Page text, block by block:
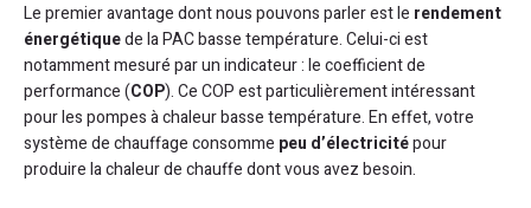
Le premier avantage dont nous pouvons parler est le rendement
énergétiquede la PAC basse température. Celui-ci est
notamment mesuré par un indicateur : le coefficient de
performance (COP). Ce COP est particulièrement intéressant
pour les pompes à chaleur basse température. En effet, votre
système de chauffage consomme peu d’électricitépour
produire la chaleur de chauffe dont vous avez besoin.